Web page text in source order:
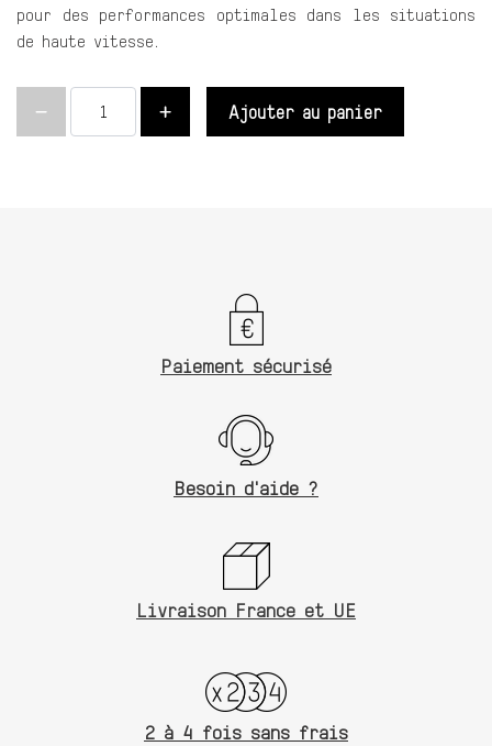
pour des performances optimales dans les situations
de haute vitesse.
Ajouter au panier
Paiement sécurisé
Besoin d'aide ?
Livraison France et UE
2 à 4 fois sans frais